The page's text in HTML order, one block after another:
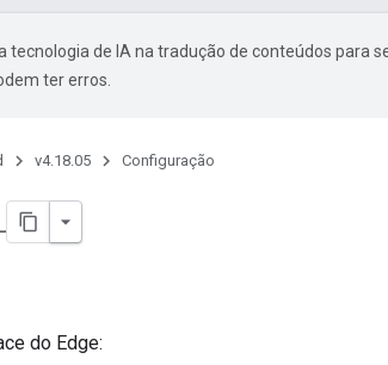
tecnologia de IA na tradução de conteúdos para
ter erros.
v4.18.05 Configuração
do Edge: